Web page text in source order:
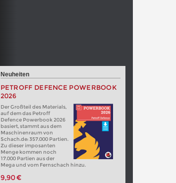
Neuheiten
PETROFF DEFENCE POWERBOOK
2026
Der Großteil des Materials,
auf dem das Petroff
Defence Powerbook 2026
basiert, stammt aus dem
Maschinenraum von
Schach.de: 357.000 Partien.
Zu dieser imposanten
Menge kommen noch
17.000 Partien aus der
Mega und vom Fernschach hinzu.
9,90 €